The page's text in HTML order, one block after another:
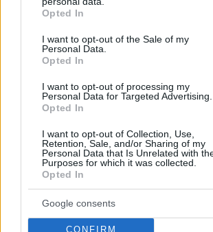
grant or deny consent to Google and its
use your data for below specified purposes
consent section.
Opted In
I want to opt-out of the Sale of my
Personal Data.
Opted In
I want to opt-out of processing my
Personal Data for Targeted Advertising.
Opted In
I want to opt-out of Collection, Use,
Retention, Sale, and/or Sharing of my
Personal Data that Is Unrelated with
Purposes for which it was collected.
Opted In
Google consents
CONFIRM